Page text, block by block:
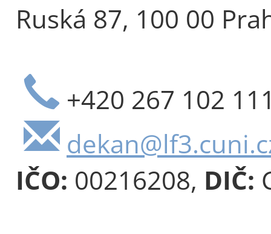
Ruská 87, 100 00
+420 267 102
IČO: 00216208, DIČ: